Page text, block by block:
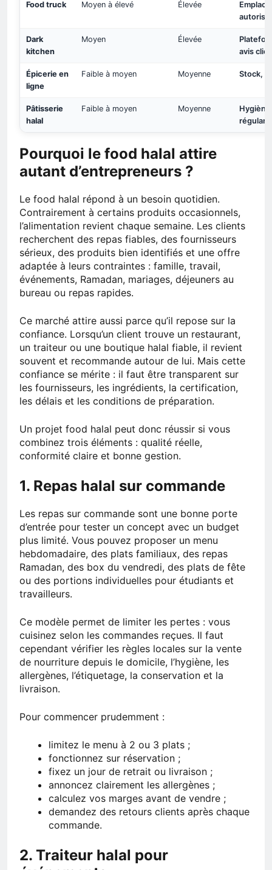
Food truck Moyen à élevé Élevée
Dark
kitchen
Moyen Élevée
avis
Épicerie en
ligne
Faible à moyen Moyenne Stock,
Pâtisserie
halal
Faible à moyen Moyenne
Pourquoi le food halal attire
autant d’entrepreneurs ?
Le food halal répond à un besoin quotidien.
Contrairement à certains produits occasionnels,
l’alimentation revient chaque semaine. Les clients
recherchent des repas fiables, des fournisseurs
sérieux, des produits bien identifiés et une offre
adaptée à leurs contraintes : famille, travail,
événements, Ramadan, mariages, déjeuners au
bureau ou repas rapides.
Ce marché attire aussi parce qu’il repose sur la
confiance. Lorsqu’un client trouve un restaurant,
un traiteur ou une boutique halal fiable, il revient
souvent et recommande autour de lui. Mais cette
confiance se mérite : il faut être transparent sur
les fournisseurs, les ingrédients, la certification,
les délais et les conditions de préparation.
Un projet food halal peut donc réussir si vous
combinez trois éléments : qualité réelle,
conformité claire et bonne gestion.
1. Repas halal sur commande
Les repas sur commande sont une bonne porte
d’entrée pour tester un concept avec un budget
plus limité. Vous pouvez proposer un menu
hebdomadaire, des plats familiaux, des repas
Ramadan, des box du vendredi, des plats de fête
ou des portions individuelles pour étudiants et
travailleurs.
Ce modèle permet de limiter les pertes : vous
cuisinez selon les commandes reçues. Il faut
cependant vérifier les règles locales sur la vente
de nourriture depuis le domicile, l’hygiène, les
allergènes, l’étiquetage, la conservation et la
livraison.
Pour commencer prudemment :
limitez le menu à 2 ou 3 plats ;
fonctionnez sur réservation ;
fixez un jour de retrait ou livraison ;
annoncez clairement les allergènes ;
calculez vos marges avant de vendre ;
demandez des retours clients après chaque
commande.
2. Traiteur halal pour